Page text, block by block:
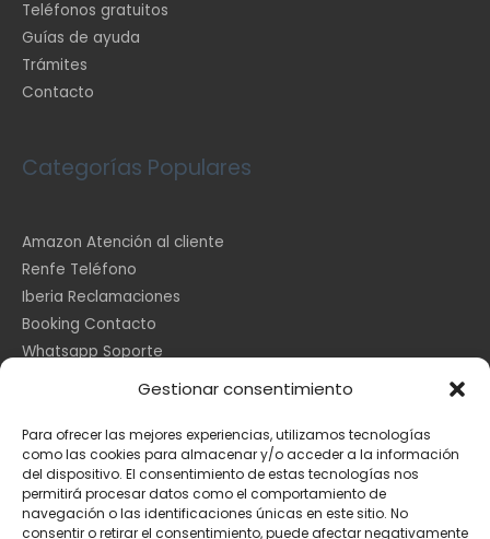
Gestionar consentimiento
Para ofrecer las mejores experiencias, utilizamos tecnologías
como las cookies para almacenar y/o acceder a la información
del dispositivo. El consentimiento de estas tecnologías nos
permitirá procesar datos como el comportamiento de
navegación o las identificaciones únicas en este sitio. No
consentir o retirar el consentimiento, puede afectar negativamente
Teléfonos gratuitos
Guías de ayuda
Trámites
Contacto
Categorías Populares
Amazon Atención al cliente
Renfe Teléfono
Iberia Reclamaciones
Booking Contacto
Whatsapp Soporte
Información Legal